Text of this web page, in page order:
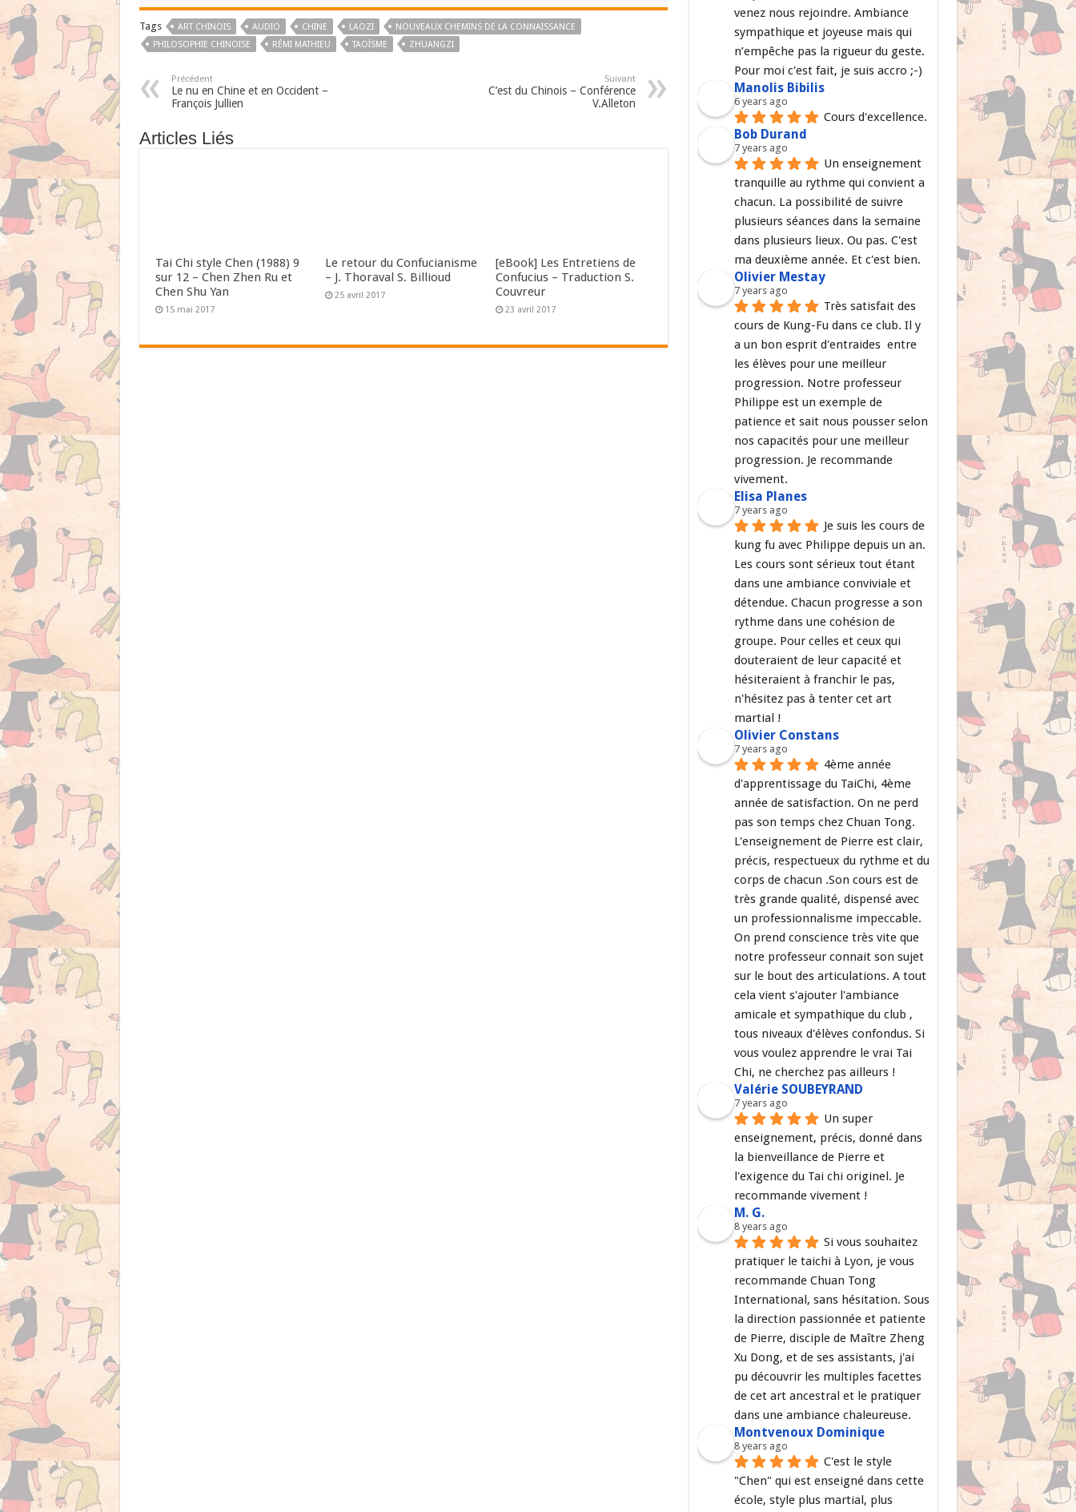
Tags ART CHINOIS AUDIO CHINE LAOZI
NOUVEAUX CHEMINS DE LA CONNAISSANCE
PHILOSOPHIE CHINOISE
RÉMI MATHIEU TAOÏSME ZHUANGZI
Précédent
Le nu en Chine et en Occident –
François Jullien
Suivant
C’est du Chinois – Conférence
V.Alleton
Articles Liés
Tai Chi style Chen (1988) 9
sur 12 – Chen Zhen Ru et
Chen Shu Yan
15 mai 2017
Le retour du Confucianisme
– J. Thoraval S. Billioud
25 avril 2017
[eBook] Les Entretiens de
Confucius – Traduction S.
Couvreur
23 avril 2017
venez nous rejoindre. Ambiance
sympathique et joyeuse mais qui
n’empêche pas la rigueur du geste.
Pour moi c'est fait, je suis accro ;-)
Manolis Bibilis
6 years ago
Cours d'excellence.
Bob Durand
7 years ago
Un enseignement
tranquille au rythme qui convient a
chacun. La possibilité de suivre
plusieurs séances dans la semaine
dans plusieurs lieux. Ou pas. C'est
ma deuxième année. Et c'est bien.
Olivier Mestay
7 years ago
Très satisfait des
cours de Kung-Fu dans ce club. Il y
a un bon esprit d'entraides  entre
les élèves pour une meilleur
progression. Notre professeur
Philippe est un exemple de
patience et sait nous pousser selon
nos capacités pour une meilleur
progression. Je recommande
vivement.
Elisa Planes
7 years ago
Je suis les cours de
kung fu avec Philippe depuis un an.
Les cours sont sérieux tout étant
dans une ambiance conviviale et
détendue. Chacun progresse a son
rythme dans une cohésion de
groupe. Pour celles et ceux qui
douteraient de leur capacité et
hésiteraient à franchir le pas,
n'hésitez pas à tenter cet art
martial !
Olivier Constans
7 years ago
4ème année
d'apprentissage du TaiChi, 4ème
année de satisfaction. On ne perd
pas son temps chez Chuan Tong.
L'enseignement de Pierre est clair,
précis, respectueux du rythme et du
corps de chacun .Son cours est de
très grande qualité, dispensé avec
un professionnalisme impeccable.
On prend conscience très vite que
notre professeur connait son sujet
sur le bout des articulations. A tout
cela vient s'ajouter l'ambiance
amicale et sympathique du club ,
tous niveaux d'élèves confondus. Si
vous voulez apprendre le vrai Tai
Chi, ne cherchez pas ailleurs !
Valérie SOUBEYRAND
7 years ago
Un super
enseignement, précis, donné dans
la bienveillance de Pierre et
l'exigence du Tai chi originel. Je
recommande vivement !
M. G.
8 years ago
Si vous souhaitez
pratiquer le taichi à Lyon, je vous
recommande Chuan Tong
International, sans hésitation. Sous
la direction passionnée et patiente
de Pierre, disciple de Maître Zheng
Xu Dong, et de ses assistants, j'ai
pu découvrir les multiples facettes
de cet art ancestral et le pratiquer
dans une ambiance chaleureuse.
Montvenoux Dominique
8 years ago
C'est le style
"Chen" qui est enseigné dans cette
école, style plus martial, plus